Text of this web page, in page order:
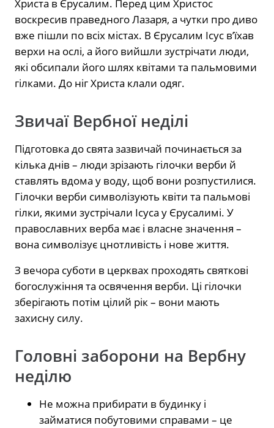
Христа в Єрусалим. Перед цим Христос
воскресив праведного Лазаря, а чутки про диво
вже пішли по всіх містах. В Єрусалим Ісус в’їхав
верхи на ослі, а його вийшли зустрічати люди,
які обсипали його шлях квітами та пальмовими
гілками. До ніг Христа клали одяг.
Звичаї Вербної неділі
Підготовка до свята зазвичай починається за
кілька днів – люди зрізають гілочки верби й
ставлять вдома у воду, щоб вони розпустилися.
Гілочки верби символізують квіти та пальмові
гілки, якими зустрічали Ісуса у Єрусалимі. У
православних верба має і власне значення –
вона символізує цнотливість і нове життя.
З вечора суботи в церквах проходять святкові
богослужіння та освячення верби. Ці гілочки
зберігають потім цілий рік – вони мають
захисну силу.
Головні заборони на Вербну
неділю
Не можна прибирати в будинку і
займатися побутовими справами – це